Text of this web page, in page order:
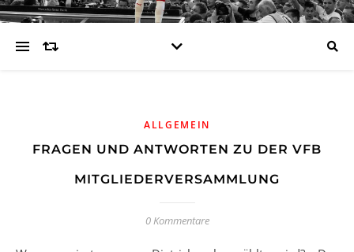
ALLGEMEIN
FRAGEN UND ANTWORTEN ZU DER VFB
MITGLIEDERVERSAMMLUNG
0 Kommentare